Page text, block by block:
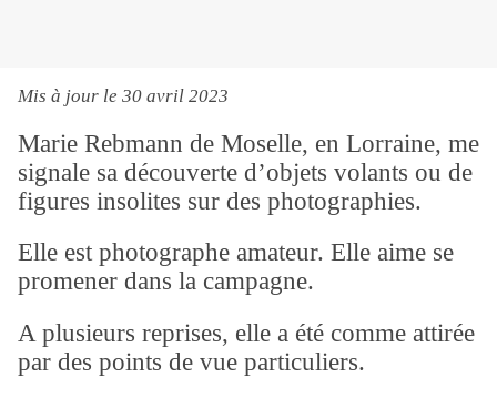
Mis à jour le 30 avril 2023
Marie Rebmann de Moselle, en Lorraine, me
signale sa découverte d’objets volants ou de
figures insolites sur des photographies.
Elle est photographe amateur. Elle aime se
promener dans la campagne.
A plusieurs reprises, elle a été comme attirée
par des points de vue particuliers.